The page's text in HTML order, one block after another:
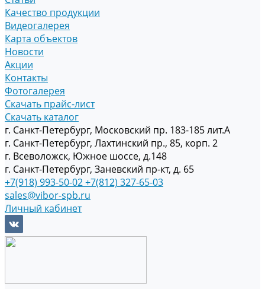
Качество продукции
Видеогалерея
Карта объектов
Новости
Акции
Контакты
Фотогалерея
Скачать прайс-лист
Скачать каталог
г. Санкт-Петербург, Московский пр. 183-185 лит.А
г. Санкт-Петербург, Лахтинский пр., 85, корп. 2
г. Всеволожск, Южное шоссе, д.148
г. Санкт-Петербург, Заневский пр-кт, д. 65
+7(918) 993-50-02+7(812) 327-65-03
sales@vibor-spb.ru
Личный кабинет